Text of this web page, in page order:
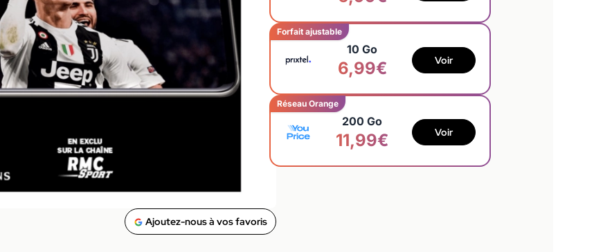
Ajoutez-nous à vos favoris
Forfait ajustable
10 Go
6,99€ Voir
Réseau Orange
200 Go
11,99€ Voir